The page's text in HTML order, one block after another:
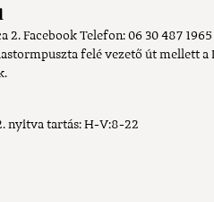
2. Facebook Telefon: 06 30 487
felé vezető út mellett a
nyitva tartás: H-V:8-22